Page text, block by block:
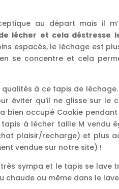
au départ mais il
lécher et cela déstresse
espacés, le léchage est
se concentre et cela
qualités à ce tapis de
éviter qu’il ne glisse sur le
bien occupé Cookie pendant
à lécher taille M vendu
plaisir/recharge) et plus
vendue sur notre site) !
très sympa et le tapis se lave
chaude ou même dans le